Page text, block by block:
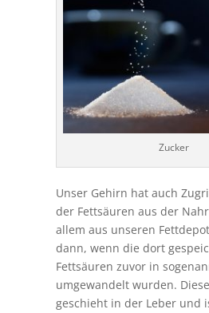
Zucker
Unser Gehirn hat auch
der Fettsäuren aus der
allem aus unseren
dann, wenn die dort
Fettsäuren zuvor in
umgewandelt wurden.
geschieht in der Leber und